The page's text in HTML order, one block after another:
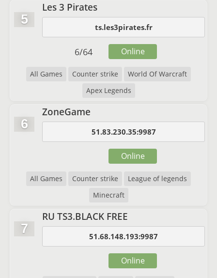
5
Les 3 Pirates
ts.les3pirates.fr
All Games Counter strike
World Of Warcraft
Apex Legends
6/64 Online
6
ZoneGame
51.83.230.35:9987
All Games Counter strike
League of legends
Minecraft
Online
7
RU TS3.BLACK FREE
51.68.148.193:9987
Online